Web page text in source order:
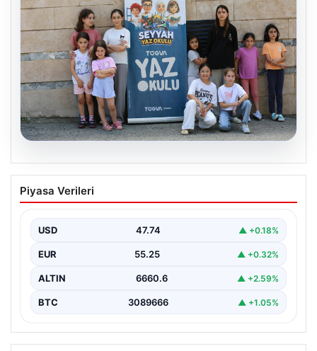
06.08.2026
TÜGVA’dan çocuklar için meydan
şenlikleri
Piyasa Verileri
USD 47.74 ▲ +0.18%
EUR 55.25 ▲ +0.32%
ALTIN 6660.6 ▲ +2.59%
BTC 3089666 ▲ +1.05%